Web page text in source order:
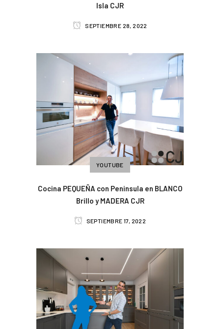
Isla CJR
SEPTIEMBRE 28, 2022
YOUTUBE
Cocina PEQUEÑA con Peninsula en BLANCO
Brillo y MADERA CJR
SEPTIEMBRE 17, 2022